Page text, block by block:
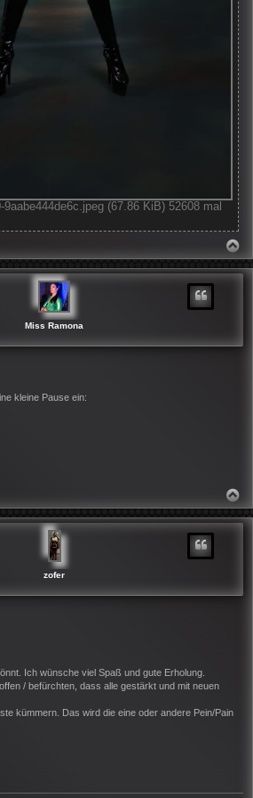
(67.86 KiB) 52608 mal
Miss Ramona
kleine Pause ein:
C
zofer
Ich wünsche viel Spaß und gute Erholung.
/ befürchten, dass alle gestärkt und mit neuen
kümmern. Das wird die eine oder andere Pein/Pain